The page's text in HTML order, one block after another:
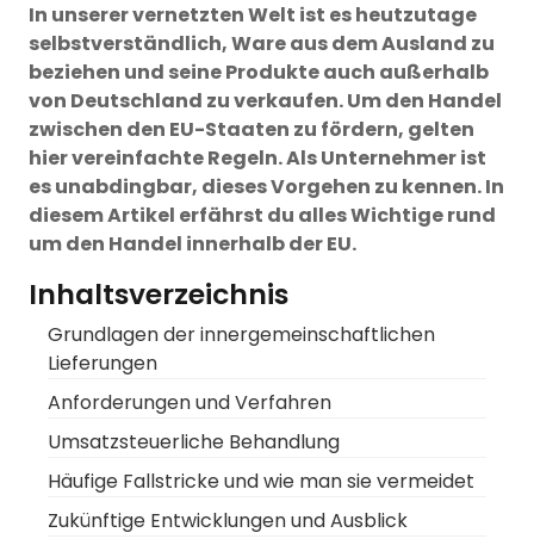
In unserer vernetzten Welt ist es heutzutage
selbstverständlich, Ware aus dem Ausland zu
beziehen und seine Produkte auch außerhalb
von Deutschland zu verkaufen. Um den Handel
zwischen den EU-Staaten zu fördern, gelten
hier vereinfachte Regeln. Als Unternehmer ist
es unabdingbar, dieses Vorgehen zu kennen. In
diesem Artikel erfährst du alles Wichtige rund
um den Handel innerhalb der EU.
Inhaltsverzeichnis
Grundlagen der innergemeinschaftlichen
Lieferungen
Anforderungen und Verfahren
Umsatzsteuerliche Behandlung
Häufige Fallstricke und wie man sie vermeidet
Zukünftige Entwicklungen und Ausblick